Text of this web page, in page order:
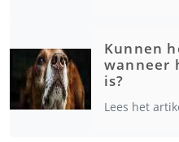
Kunnen
wanneer
is?
Lees het